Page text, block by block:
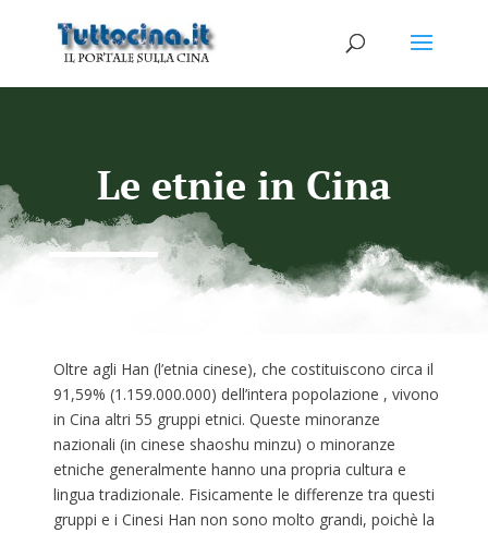
Le etnie in Cina
Oltre agli Han (l’etnia cinese), che costituiscono circa il
91,59% (1.159.000.000) dell’intera popolazione , vivono
in Cina altri 55 gruppi etnici. Queste minoranze
nazionali (in cinese shaoshu minzu) o minoranze
etniche generalmente hanno una propria cultura e
lingua tradizionale. Fisicamente le differenze tra questi
gruppi e i Cinesi Han non sono molto grandi, poichè la